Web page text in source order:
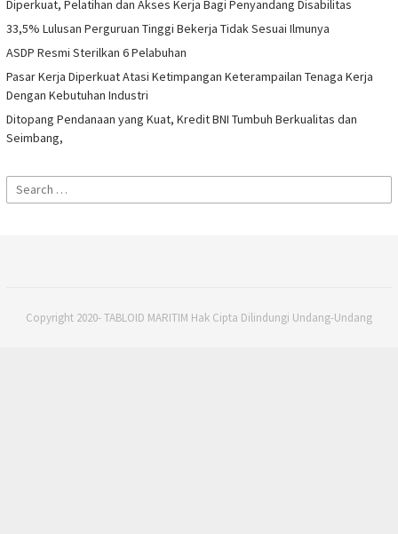
Diperkuat, Pelatihan dan Akses Kerja Bagi Penyandang Disabilitas
33,5% Lulusan Perguruan Tinggi Bekerja Tidak Sesuai Ilmunya
ASDP Resmi Sterilkan 6 Pelabuhan
Pasar Kerja Diperkuat Atasi Ketimpangan Keterampailan Tenaga Kerja
Dengan Kebutuhan Industri
Ditopang Pendanaan yang Kuat, Kredit BNI Tumbuh Berkualitas dan
Seimbang,
Search
for:
Copyright 2020- TABLOID MARITIM Hak Cipta Dilindungi Undang-Undang